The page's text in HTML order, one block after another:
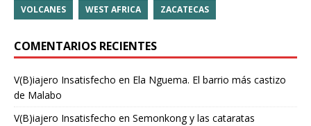
VOLCANES WEST AFRICA ZACATECAS
COMENTARIOS RECIENTES
V(B)iajero Insatisfecho en Ela Nguema. El barrio más castizo
de Malabo
V(B)iajero Insatisfecho en Semonkong y las cataratas